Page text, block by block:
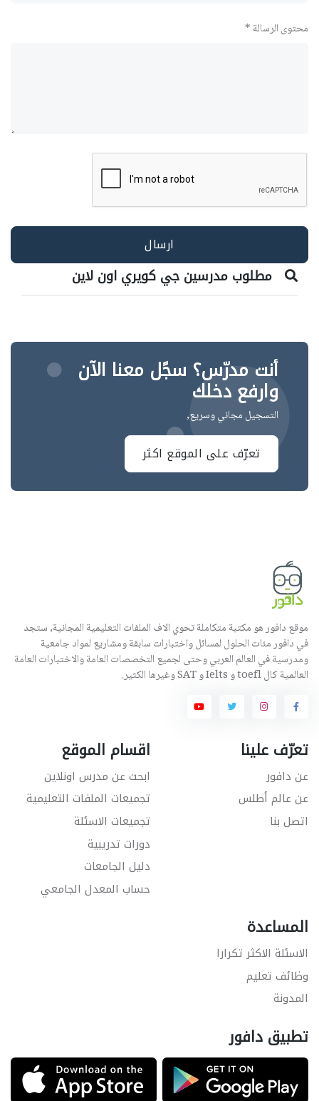
محتوى الرسالة *
مطلوب مدرسين جي كويري اون لاين
أنت مدرّس؟ سجًل معنا الآن
وارفع دخلك
التسجيل مجاني وسريع,
تعرّف على الموقع اكثر
موقع دافور هو مكتبة متكاملة تحوي الاف الملفات التعليمية المجانية, ستجد
في دافور مئات الحلول لمسائل واختبارات سابقة ومشاريع لمواد جامعية
ومدرسية في العالم العربي وحتى لجميع التخصصات العامة والاختبارات العامة
العالمية كال toefl و Ielts و SAT وغيرها الكثير.
تعرّف علينا
عن دافور
عن عالم أطلس
اتصل بنا
اقسام الموقع
ابحث عن مدرس اونلاين
تجميعات الملفات التعليمية
تجميعات الاسئلة
دورات تدريبية
دليل الجامعات
حساب المعدل الجامعي
المساعدة
الاسئلة الاكثر تكرارا
وظائف تعليم
المدونة
تطبيق دافور